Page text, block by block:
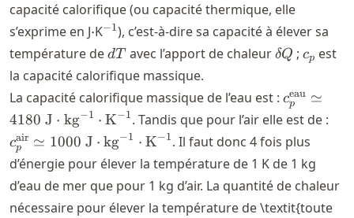
capacité calorifique (ou capacité thermique, elle
s’exprime en J\cdot
⋅K^{-1}
−1), c’est-à-dire sa capacité à élever sa
température dedT
dT avec l’apport de chaleur\delta
δQ ;c_p
cp est
la capacité calorifique massique.
La capacité calorifique massique de l’eau est :
\simeq
\cdot
cp
eau ≃
4180 J ⋅ kg−1 ⋅ K−1. Tandis que pour l’air elle est de :
cp
air ≃ 1000 J ⋅ kg−1 ⋅ K−1. Il faut donc 4 fois plus
d’énergie pour élever la température de 1 K de 1 kg
d’eau de mer que pour 1 kg d’air. La quantité de chaleur
nécessaire pour élever la température de \textit{toute